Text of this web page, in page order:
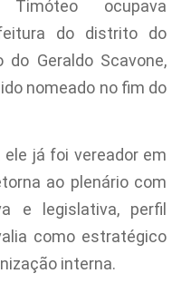
ocupava
do distrito do
do Geraldo Scavone,
nomeado no fim do
já foi vereador em
ao plenário com
e legislativa, perfil
como estratégico
interna.